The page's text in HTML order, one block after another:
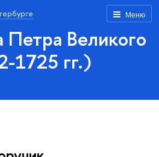
Меню
Петра Великого
1725 гг.)